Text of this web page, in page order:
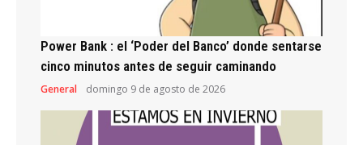
Power Bank : el ‘Poder del Banco’ donde sentarse
cinco minutos antes de seguir caminando
General domingo 9 de agosto de 2026